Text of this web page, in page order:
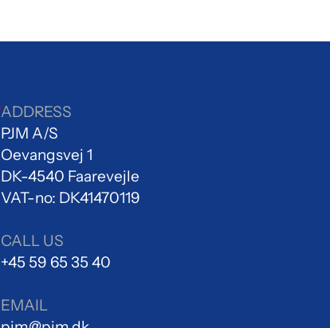
ADDRESS
PJM A/S
Oevangsvej 1
DK-4540 Faarevejle
VAT-no: DK41470119
CALL US
+45 59 65 35 40
EMAIL